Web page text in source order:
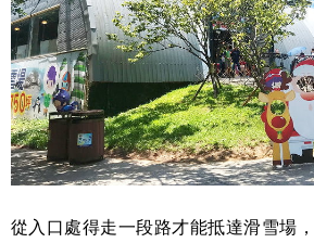
從入口處得走一段路才能抵達滑雪場